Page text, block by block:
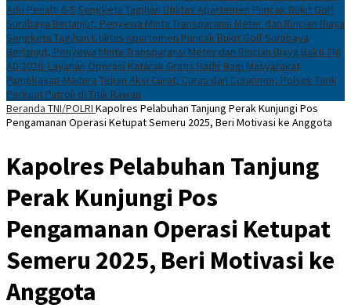
Adu Penalti 6-5 Sengketa Tagihan Utilitas Apartemen Puncak Bukit Golf
Surabaya Berlanjut, Penyewa Minta Transparansi Meter dan Rincian Biaya
Sengketa Tagihan Utilitas Apartemen Puncak Bukit Golf Surabaya
Berlanjut, Penyewa Minta Transparansi Meter dan Rincian Biaya Bakti TNI
AD 2026: Layanan Operasi Katarak Gratis Hadir Bagi Masyarakat
Pamekasan-Madura Tekan Aksi Curat, Curas dan Curanmor, Polsek Tarik
Perkuat Patroli di Titik Rawan
Beranda TNI/POLRI Kapolres Pelabuhan Tanjung Perak Kunjungi Pos
Pengamanan Operasi Ketupat Semeru 2025, Beri Motivasi ke Anggota
Kapolres Pelabuhan Tanjung
Perak Kunjungi Pos
Pengamanan Operasi Ketupat
Semeru 2025, Beri Motivasi ke
Anggota